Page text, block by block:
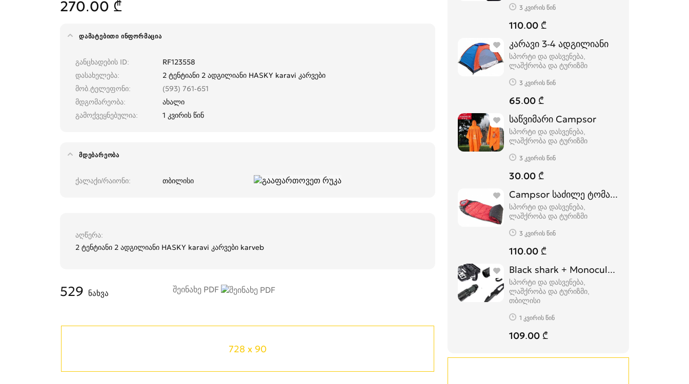
3 კვირის წინ
110.00 ₾
კარავი 3-4 ადგილიანი
სპორტი და დასვენება,
ლაშქრობა და ტურიზმი
3 კვირის წინ
65.00 ₾
საწვიმარი Campsor
სპორტი და დასვენება,
ლაშქრობა და ტურიზმი
3 კვირის წინ
30.00 ₾
Campsor საძილე ტომარა -14 ºc
სპორტი და დასვენება,
ლაშქრობა და ტურიზმი
3 კვირის წინ
110.00 ₾
Black shark + Monocular - ტურისტული
სპორტი და დასვენება,
ლაშქრობა და ტურიზმი
თბილისი
1 კვირის წინ
109.00 ₾
270.00 ₾
ᲓᲐᲛᲐᲢᲔᲑᲘᲗᲘ ᲘᲜᲤᲝᲠᲛᲐᲪᲘᲐ
განცხადების ID
RF123558
დასახელება
2 ტენტიანი 2 ადგილიანი HASKY karavi კარვები
მობ.ტელეფონი
(593) 761-651
მდგომარეობა
ახალი
გამოქვეყნებულია
1 კვირის წინ
ᲛᲓᲔᲑᲐᲠᲔᲝᲑᲐ
ქალაქი/რაიონი თბილისი
აღწერა
2 ტენტიანი 2 ადგილიანი HASKY karavi კარვები karveb
შეინახე PDF
529 ნახვა
728 x 90